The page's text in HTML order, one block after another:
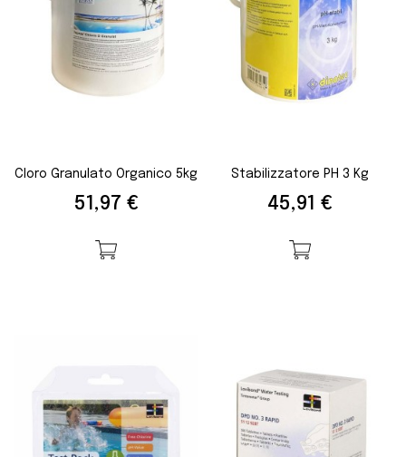
Cloro Granulato Organico 5kg
Prezzo
51,97 €
Stabilizzatore PH 3 Kg
Prezzo
45,91 €